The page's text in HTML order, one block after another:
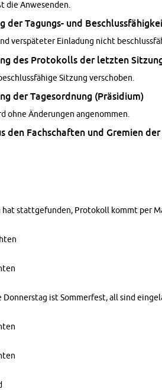
die An­we­sen­den.
der Ta­gungs- und
ver­spä­te­ter Ein­la­dung nicht
des Pro­to­kolls der letz­ten
Sit­zung ver­scho­ben.
der Ta­ges­ord­nung (Prä­si­di­um)
ohne Än­de­run­gen an­ge­nom­men.
den Fach­schaf­ten und Gre­mi­en
hat statt­ge­fun­den, Pro­to­koll kommt per
Don­ners­tag ist Som­mer­fest, all sind